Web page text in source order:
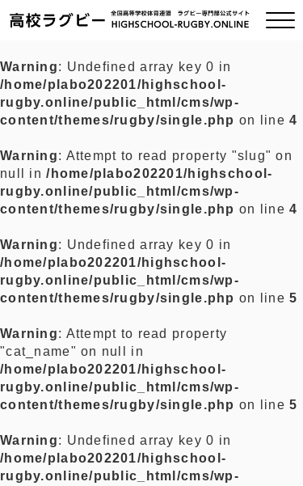
ご挨拶
全国チーム紹介
プライバシーポリシー
お問い合わせ
Warning: Undefined array key 0 in
/home/plabo202201/highschool-
rugby.online/public_html/cms/wp-
content/themes/rugby/single.php on line4
Warning: Attempt to read property "slug" on
null in/home/plabo202201/highschool-
rugby.online/public_html/cms/wp-
content/themes/rugby/single.php on line4
Warning: Undefined array key 0 in
/home/plabo202201/highschool-
rugby.online/public_html/cms/wp-
content/themes/rugby/single.php on line5
Warning: Attempt to read property
"cat_name" on null in
/home/plabo202201/highschool-
rugby.online/public_html/cms/wp-
content/themes/rugby/single.php on line5
Warning: Undefined array key 0 in
/home/plabo202201/highschool-
rugby.online/public_html/cms/wp-